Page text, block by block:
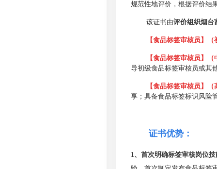
规范性地评价，根据评价结
该证书由评价组织烟台
【食品标签审核员】
【食品标签审核员】
导初级食品标签审核员或其
【食品标签审核员】
享；具备食品标签标识风险
证书优势：
1、首次明确标签审核岗位